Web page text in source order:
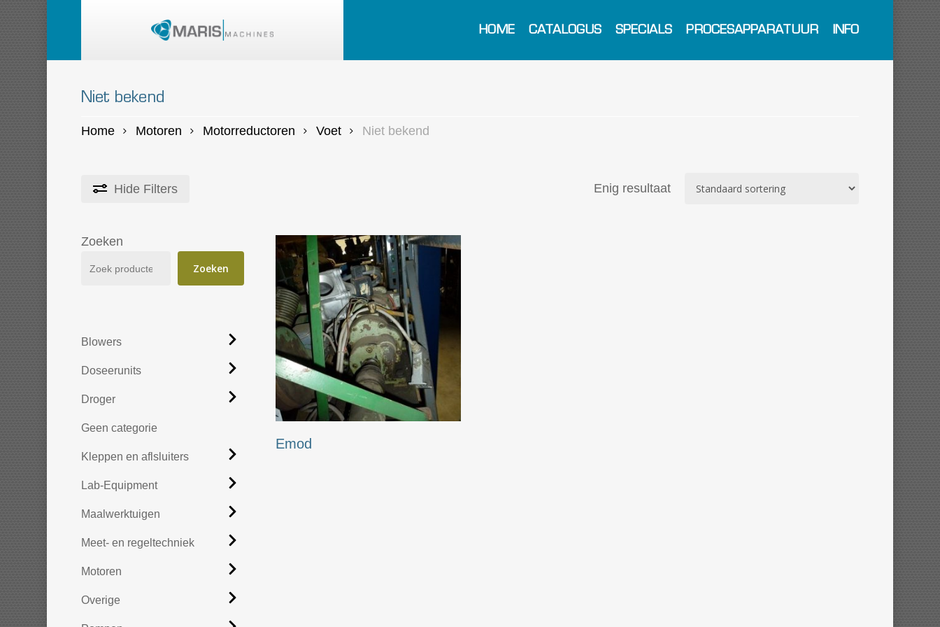
Skip
to
main
content
HOME CATALOGUS SPECIALS PROCESAPPARATUUR INFO
Niet bekend
Home Motoren Motorreductoren Voet Niet bekend
Hide Filters Enig resultaat
Zoeken
Zoeken
Blowers
Doseerunits
Droger
Geen categorie
Kleppen en aflsluiters
Lab-Equipment
Maalwerktuigen
Meet- en regeltechniek
Motoren
Overige
Emod